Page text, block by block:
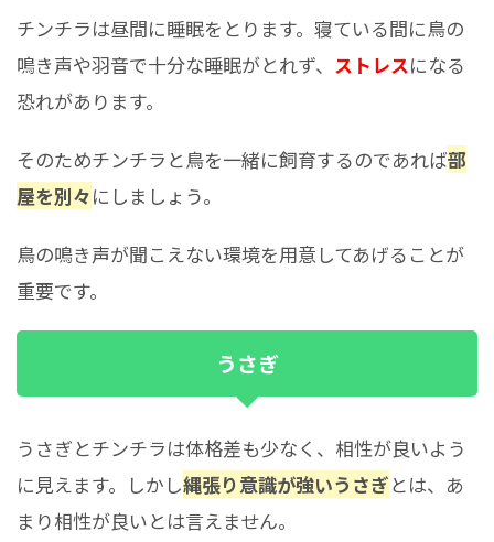
チンチラは昼間に睡眠をとります。寝ている間に鳥の
鳴き声や羽音で十分な睡眠がとれず、 ストレスになる
恐れがあります。
そのためチンチラと鳥を一緒に飼育するのであれば部
屋を別々にしましょう。
鳥の鳴き声が聞こえない環境を用意してあげることが
重要です。
うさぎ
うさぎとチンチラは体格差も少なく、相性が良いよう
に見えます。しかし縄張り意識が強いうさぎとは、あ
まり相性が良いとは言えません。